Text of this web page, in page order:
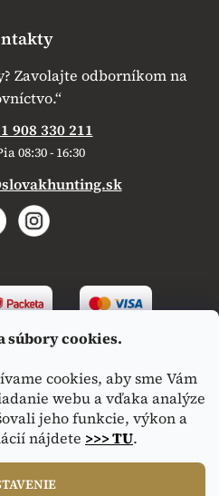
súbory cookies.
cookies, aby sme Vám
webu a vďaka analýze
jeho funkcie, výkon a
nájdete >>> TU.
Zavolajte odborníkom na
908 330 211
08:30 - 16:30